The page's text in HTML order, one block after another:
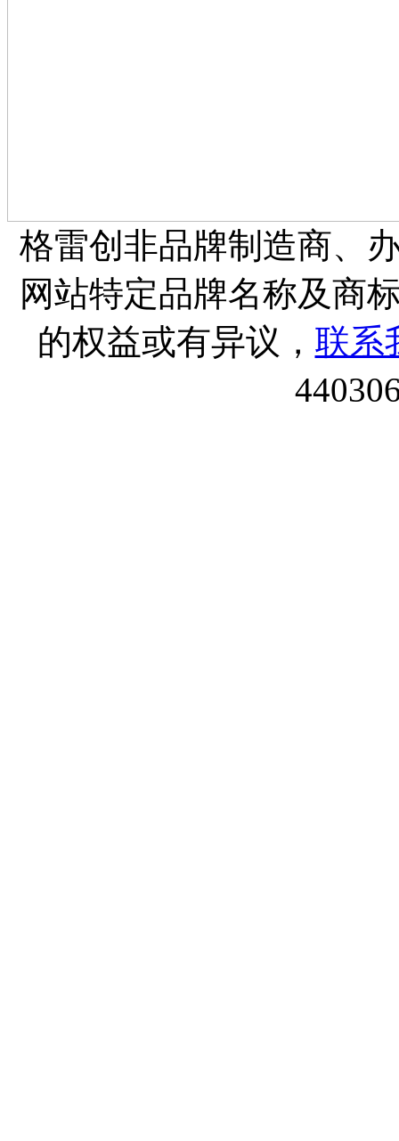
格雷创非品牌制造商、
网站特定品牌名称及商
的权益或有异议， 联系